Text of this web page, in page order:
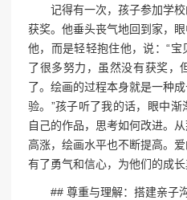
记得有一次，孩子参加学
获奖。他垂头丧气地回到家，
他，而是轻轻抱住他，说：“
了很多努力，虽然没有获奖，
了。绘画的过程本身就是一种
验。”孩子听了我的话，眼中
自己的作品，思考如何改进。
高涨，绘画水平也不断提高。
有了勇气和信心，为他们的成长
## 尊重与理解：搭建亲子